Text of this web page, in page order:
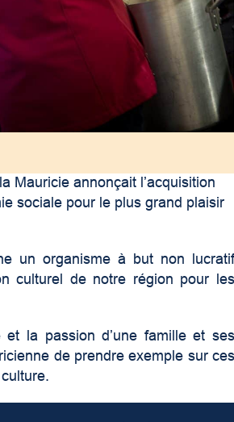
Mauricie annonçait l’acquisition
sociale pour le plus grand plaisir
un organisme à but non lucratif
culturel de notre région pour les
et la passion d’une famille et ses
de prendre exemple sur ces